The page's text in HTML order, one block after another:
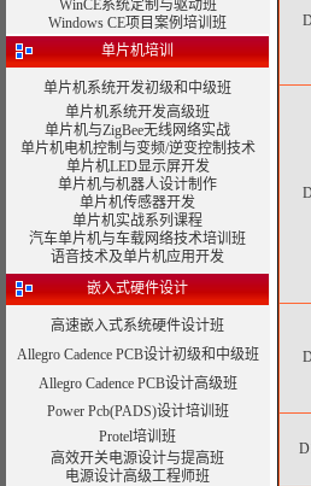
WinCE系统定制与驱动班
Windows CE项目案例培训班
单片机培训
单片机系统开发初级和中级班
单片机系统开发高级班
单片机与ZigBee无线网络实战
单片机电机控制与变频/逆变控制技术
单片机LED显示屏开发
单片机与机器人设计制作
单片机传感器开发
单片机实战系列课程
汽车单片机与车载网络技术培训班
语音技术及单片机应用开发
嵌入式硬件设计
高速嵌入式系统硬件设计班
Allegro Cadence PCB设计初级和中级班
Allegro Cadence PCB设计高级班
Power Pcb(PADS)设计培训班
Protel培训班
高效开关电源设计与提高班
电源设计高级工程师班